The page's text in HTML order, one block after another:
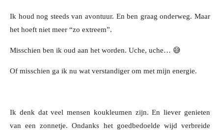
Ik houd nog steeds van avontuur. En ben graag onderweg. Maar
het hoeft niet meer “zo extreem”.
Misschien ben ik oud aan het worden. Uche, uche… 😅
Of misschien ga ik nu wat verstandiger om met mijn energie.
Ik denk dat veel mensen koukleumen zijn. En liever genieten
van een zonnetje. Ondanks het goedbedoelde wijd verbreide